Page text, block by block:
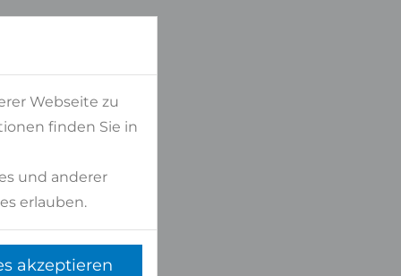
Webseite zu
finden Sie in
und anderer
erlauben.
akzeptieren